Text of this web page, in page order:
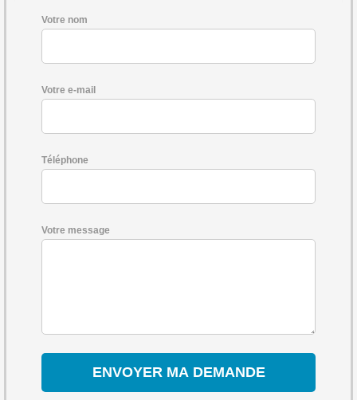
Votre nom
Votre e-mail
Téléphone
Votre message